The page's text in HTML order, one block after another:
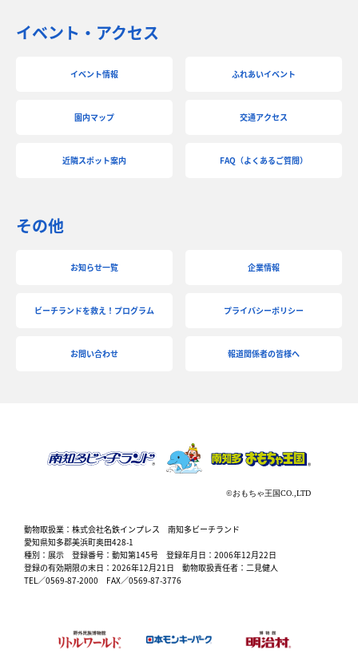
イベント・アクセス
イベント情報 ふれあいイベント
園内マップ 交通アクセス
近隣スポット案内 FAQ（よくあるご質問）
その他
お知らせ一覧 企業情報
ビーチランドを救え！プログラム プライバシーポリシー
お問い合わせ 報道関係者の皆様へ
動物取扱業：株式会社名鉄インプレス 南知多ビーチランド
愛知県知多郡美浜町奥田428-1
種別：展示 登録番号：動知第145号 登録年月日：2006年12月22日
登録の有効期限の末日：2026年12月21日 動物取扱責任者：二見健人
TEL／0569-87-2000 FAX／0569-87-3776